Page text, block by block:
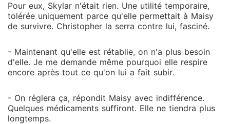
Pour eux, Skylar n'était rien. Une utilité temporaire,
tolérée uniquement parce qu'elle permettait à Maisy
de survivre. Christopher la serra contre lui, fasciné.
- Maintenant qu'elle est rétablie, on n'a plus besoin
d'elle. Je me demande même pourquoi elle respire
encore après tout ce qu'on lui a fait subir.
- On réglera ça, répondit Maisy avec indifférence.
Quelques médicaments suffiront. Elle ne tiendra plus
longtemps.